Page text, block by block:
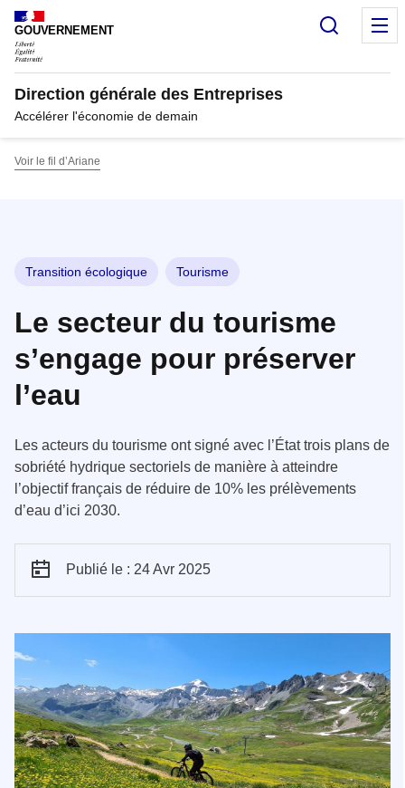
Panneau de gestion des cookies
GOUVERNEMENT
Direction générale des Entreprises
Accélérer l'économie de demain
Voir le fil d’Ariane
Transition écologique Tourisme
Le secteur du tourisme
s’engage pour préserver
l’eau
Les acteurs du tourisme ont signé avec l’État trois plans de
sobriété hydrique sectoriels de manière à atteindre
l’objectif français de réduire de 10% les prélèvements
d’eau d’ici 2030.
Publié le : 24 Avr 2025